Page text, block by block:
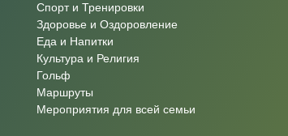
Спорт и Тренировки
Здоровье и Оздоровление
Еда и Напитки
Культура и Религия
Гольф
Маршруты
Мероприятия для всей семьи